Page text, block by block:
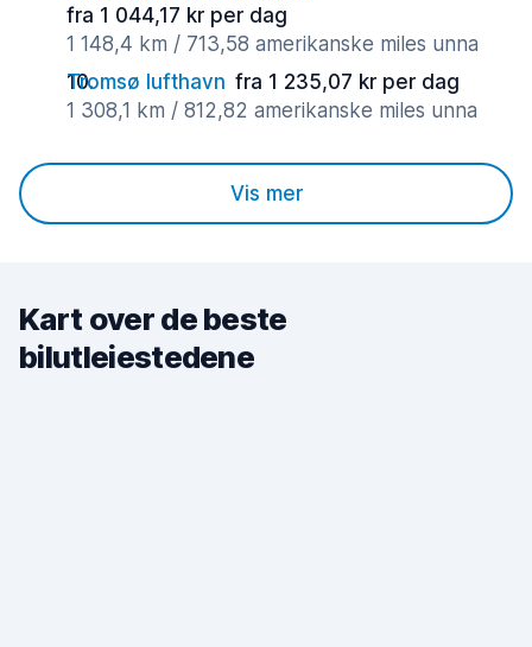
fra 1 044,17 kr per dag
1 148,4 km / 713,58 amerikanske miles unna
Tromsø lufthavn fra 1 235,07 kr per dag
1 308,1 km / 812,82 amerikanske miles unna
Vis mer
Kart over de beste
bilutleiestedene